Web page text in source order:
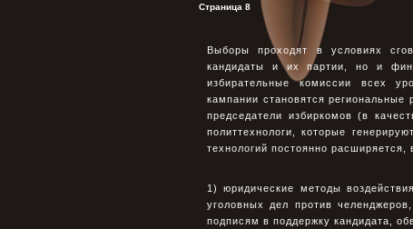
Страница 8
Выборы проходят в условиях
кандидаты и их партии, но и
избирательные комиссии всех
кампании становятся региональные
председатели избиркомов (в
политтехнологи, которые
технологий постоянно расширяется,
1) юридические методы
уголовных дел против
подписям в поддержку кандидата,